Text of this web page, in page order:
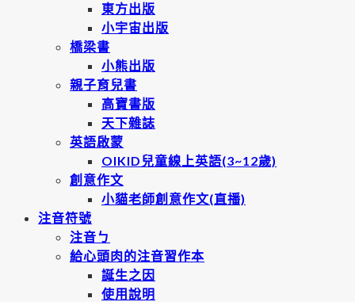
東方出版
小宇宙出版
橋梁書
小熊出版
親子育兒書
高寶書版
天下雜誌
英語啟蒙
OIKID兒童線上英語(3~12歲)
創意作文
小貓老師創意作文(直播)
注音符號
注音ㄅ
給心頭肉的注音習作本
誕生之因
使用說明